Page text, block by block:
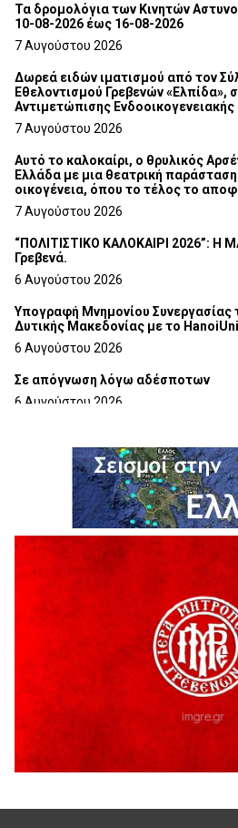
Τα δρομολόγια των Κινητών
10-08-2026 έως 16-08-2026
7 Αυγούστου 2026
Δωρεά ειδών ιματισμού από τον
Εθελοντισμού Γρεβενών «Ελπίδα»,
Αντιμετώπισης
Τμήματος Γρεβενών
7 Αυγούστου 2026
Αυτό το καλοκαίρι, ο θρυλικός
Ελλάδα με μια θεατρική παράσταση
οικογένεια, όπου το τέλος το
7 Αυγούστου 2026
“ΠΟΛΙΤΙΣΤΙΚΟ ΚΑΛΟΚΑΙΡΙ 2026”: Η
Γρεβενά.
6 Αυγούστου 2026
Υπογραφή Μνημονίου Συνεργασίας
Δυτικής Μακεδονίας με το
6 Αυγούστου 2026
Σε απόγνωση λόγω αδέσποτων
6 Αυγούστου 2026
6 Αυγούστου 2026
Ολοκληρώνεται η ασφαλτόστρωση
6 Αυγούστου 2026
H παραδοχή λαθών είναι (και) δύναμη
5 Αυγούστου 2026
Ο ΑΝΔΡΕΑΣ ΑΣΛΑΝΙΔΗΣ ΣΥΝΕΧΙΖΕΙ
ΓΡΕΒΕΝΩΝ
5 Αυγούστου 2026
Ευχαριστήριο Εκπολιτιστικού
Παρασχάκη Αθανάσιο
5 Αυγούστου 2026
Διακοπή υδροδότησης του Α΄
5 Αυγούστου 2026